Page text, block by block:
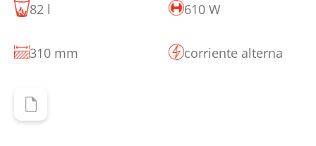
82 l 610 W
310 mm corriente alterna